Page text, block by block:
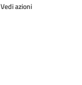
Vedi azioni